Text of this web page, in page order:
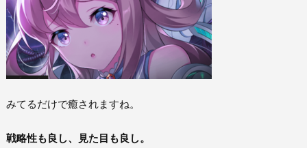
みてるだけで癒されますね。
戦略性も良し、見た目も良し。